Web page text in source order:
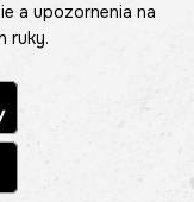
a upozornenia na
ruky.